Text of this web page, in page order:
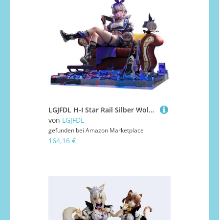
LGJFDL H-I Star Rail Silber Wolf Figur Spiel Anime 1/6 PVC Figuren Action Play Modell 9,05 Zoll
von LGJFDL
gefunden bei Amazon Marketplace
164,16 €